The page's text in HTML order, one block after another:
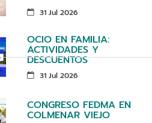
31 Jul 2026
OCIO EN FAMILIA:
ACTIVIDADES Y
DESCUENTOS
31 Jul 2026
CONGRESO FEDMA EN
COLMENAR VIEJO